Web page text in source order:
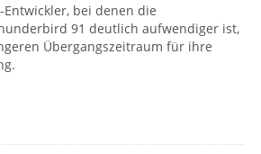
bei denen die
91 deutlich aufwendiger ist,
Übergangszeitraum für ihre